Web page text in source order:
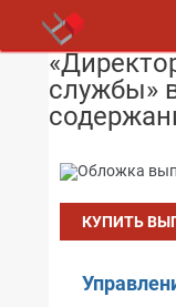
службы»
КУПИТЬ